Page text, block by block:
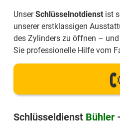
UnserSchlüsselnotdienst ist
unserer erstklassigen
des Zylinders zu öffnen –
Sie professionelle Hilfe vom
Schlüsseldienst Bühler